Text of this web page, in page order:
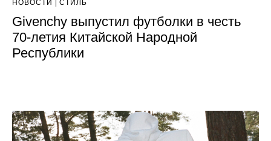
НОВОСТИ СТИЛЬ
Givenchy выпустил футболки в честь
70-летия Китайской Народной
Республики